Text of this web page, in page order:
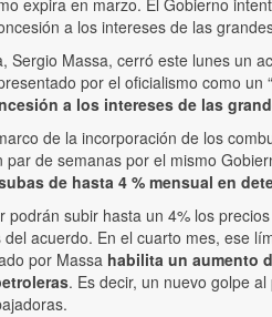
expira en marzo. El Gobierno
a los intereses de las
Sergio Massa, cerró este lunes un
por el oficialismo como un
a los intereses de las
de la incorporación de los
par de semanas por el mismo
de hasta 4 % mensual en
podrán subir hasta un 4% los
acuerdo. En el cuarto mes, ese
por Massa habilita un aumento
. Es decir, un nuevo golpe